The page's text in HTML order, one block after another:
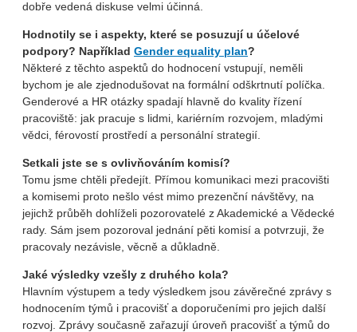
dobře vedená diskuse velmi účinná.
Hodnotily se i aspekty, které se posuzují u účelové
podpory? Například Gender equality plan?
Některé z těchto aspektů do hodnocení vstupují, neměli
bychom je ale zjednodušovat na formální odškrtnutí políčka.
Genderové a HR otázky spadají hlavně do kvality řízení
pracoviště: jak pracuje s lidmi, kariérním rozvojem, mladými
vědci, férovostí prostředí a personální strategií.
Setkali jste se s ovlivňováním komisí?
Tomu jsme chtěli předejít. Přímou komunikaci mezi pracovišti
a komisemi proto nešlo vést mimo prezenční návštěvy, na
jejichž průběh dohlíželi pozorovatelé z Akademické a Vědecké
rady. Sám jsem pozoroval jednání pěti komisí a potvrzuji, že
pracovaly nezávisle, věcně a důkladně.
Jaké výsledky vzešly z druhého kola?
Hlavním výstupem a tedy výsledkem jsou závěrečné zprávy s
hodnocením týmů i pracovišť a doporučeními pro jejich další
rozvoj. Zprávy současně zařazují úroveň pracovišť a týmů do